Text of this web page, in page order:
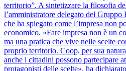
territorio”. A sintetizzare la filosofia
l’amministratore delegato del Gruppo
che ha spiegato come l’impresa non
economico. «Fare impresa non è un
ma una pratica che vive nelle scelte
proprio territorio. Coop, per sua
anche i cittadini possono partecipare
protagonisti delle scelte», ha